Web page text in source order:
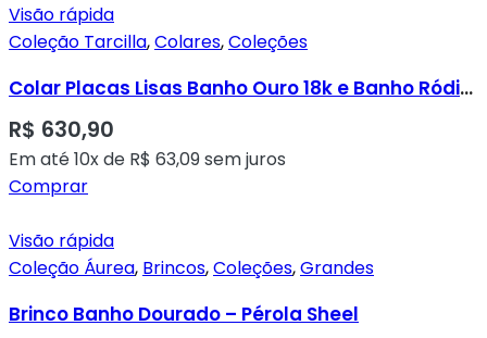
Visão rápida
Coleção Tarcilla,Colares,Coleções
Colar Placas Lisas Banho Ouro 18k e Banho Ródio Placas Cravadas em Micro Zircônias Transparentes
R$ 630,90
Em até 10x de R$ 63,09sem juros
Comprar
Visão rápida
Coleção Áurea, Brincos,Coleções,Grandes
Brinco Banho Dourado – Pérola Sheel